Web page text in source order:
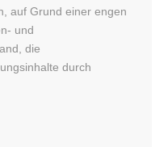
auf Grund einer engen
und
die
durch